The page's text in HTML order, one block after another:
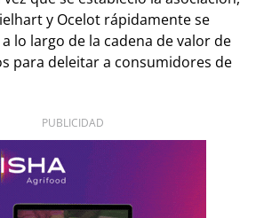
y Ocelot rápidamente se
lo largo de la cadena de valor de
para deleitar a consumidores de
PUBLICIDAD